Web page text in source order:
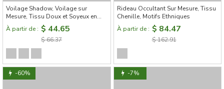
Voilage Shadow, Voilage sur
Mesure, Tissu Doux et Soyeux en
Couleur Unie
À partir de : $ 44.65
$ 66.37
Rideau Occultant Sur Mesure, Tissu
Chenille, Motifs Ethniques
À partir de : $ 84.47
$ 162.91
-60% -7%